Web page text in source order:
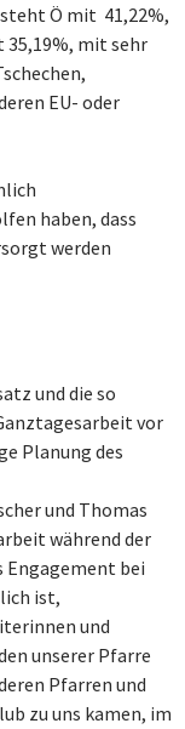
Ö mit 41,22%,
mit sehr
EU- oder
haben, dass
werden
und die so
vor
Planung des
und Thomas
während der
Engagement bei
ist,
und
unserer Pfarre
Pfarren und
zu uns kamen, im